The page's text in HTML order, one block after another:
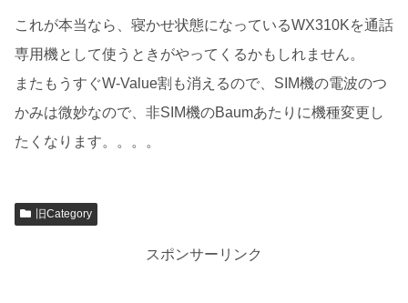
これが本当なら、寝かせ状態になっているWX310Kを通話
専用機として使うときがやってくるかもしれません。
またもうすぐW-Value割も消えるので、SIM機の電波のつ
かみは微妙なので、非SIM機のBaumあたりに機種変更し
たくなります。。。。
旧Category
スポンサーリンク